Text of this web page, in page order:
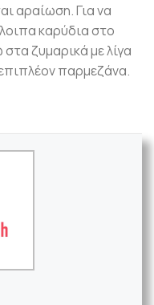
αραίωση. Για να
καρύδια στο
ζυμαρικά με λίγα
παρμεζάνα.